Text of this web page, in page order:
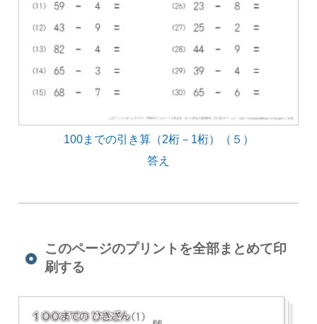
100までの引き算（2桁－1桁）（５）
答え
このページのプリントを全部まとめて印
刷する